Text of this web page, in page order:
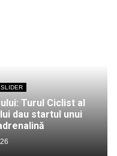
SLIDER
Turul Ciclist al
dau startul unui